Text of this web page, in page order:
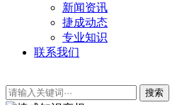
新闻资讯
捷成动态
专业知识
联系我们
搜索